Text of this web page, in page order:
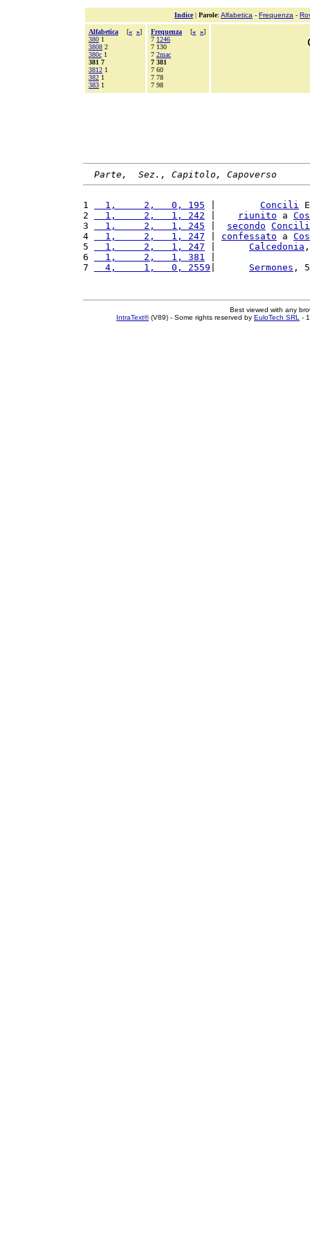
Indice| Parole: Alfabetica - Frequenza -
Alfabetica [« »]
380 1
3808 2
380c 1
381 7
3812 1
382 1
383 1
Frequenza [« »]
7 1246
7 130
7 2mac
7 381
7 60
7 78
7 98
Parte,  Sez., Capitolo, Capoverso
1
  1,     2,   0, 195
Concili
2
  1,     2,   1, 242
riunito a
3
  1,     2,   1, 245
secondo
4
  1,     2,   1, 247
confessato a
5
  1,     2,   1, 247
Calcedonia
6
  1,     2,   1, 381
7
  4,     1,   0, 2559
Sermones ,
Best viewed with any
IntraText®(V89) - Some rights reserved by EuloTech SRL -